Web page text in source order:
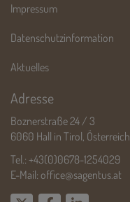
Impressum
Datenschutzinformation
Aktuelles
Adresse
Boznerstraße 24 / 3
6060 Hall in Tirol, Österreich
Tel.: +43(0)0678-1254029
E-Mail: office@sagentus.at